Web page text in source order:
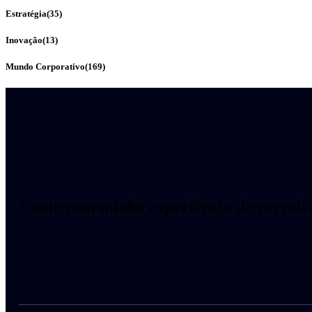
Estratégia(35)
Inovação(13)
Mundo Corporativo(169)
Conte com minha experiência de